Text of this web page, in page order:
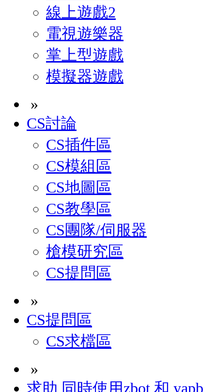
線上遊戲2
電視遊樂器
掌上型遊戲
模擬器遊戲
»
CS討論
CS插件區
CS模組區
CS地圖區
CS教學區
CS團隊/伺服器
槍模研究區
CS提問區
»
CS提問區
CS求檔區
»
求助 同時使用zbot 和 yapb